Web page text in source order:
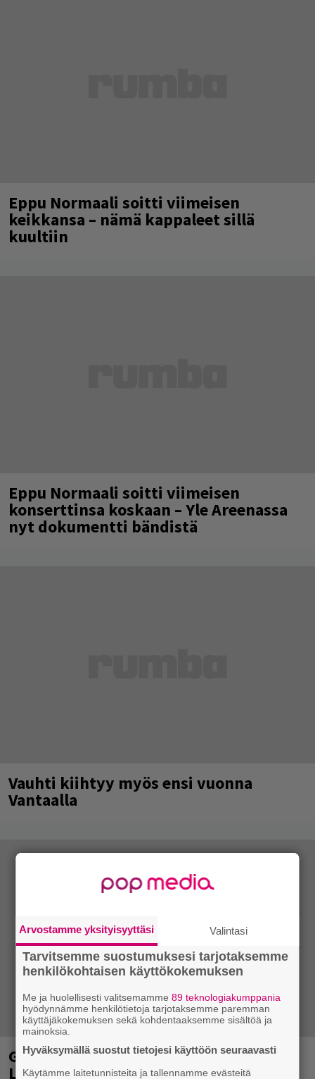
Eppu Normaali soitti viimeisen
keikkansa – nämä kappaleet sillä
kuultiin
Eppu Normaali soitti viimeisen
konserttinsa koskaan – Yle Areenassa
nyt dokumentti bändistä
Vauhti kiihtyy myös ensi vuonna
Vantaalla
Glam rock -yhtye The Ark viihdytti
Logomon Terassikesässä Turussa –
Arvostamme yksityisyyttäsi Valintasi
Tarvitsemme suostumuksesi tarjotaksemme
henkilökohtaisen käyttökokemuksen
Me ja huolellisesti valitsemamme89 teknologiakumppania
hyödynnämme henkilötietoja tarjotaksemme paremman
käyttäjäkokemuksen sekä kohdentaaksemme sisältöä ja
mainoksia.
Hyväksymällä suostut tietojesi käyttöön seuraavasti
Käytämme laitetunnisteita ja tallennamme evästeitä